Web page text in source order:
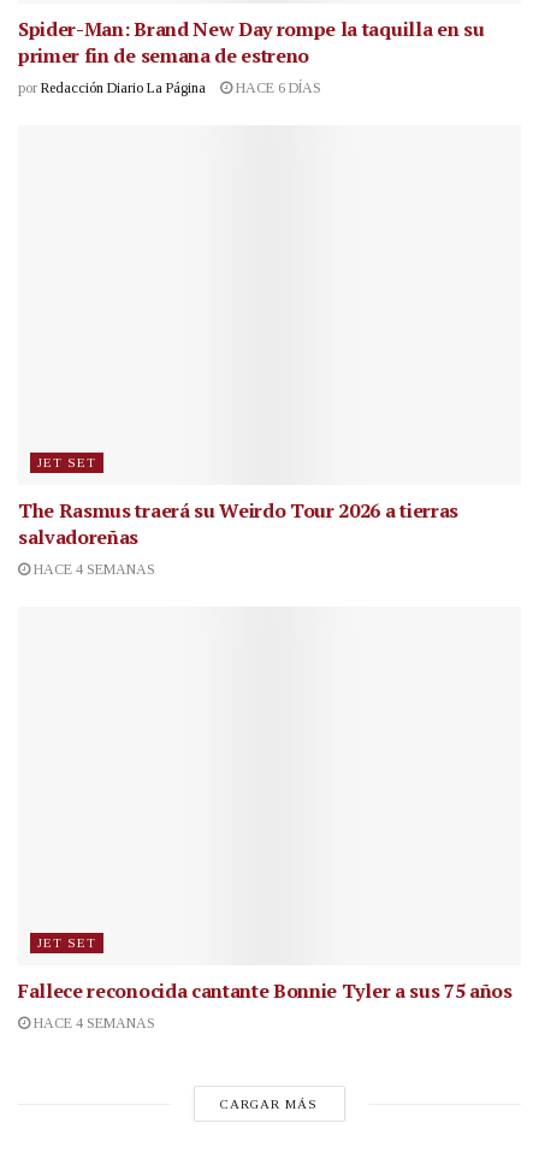
Spider-Man: Brand New Day rompe la taquilla en su
primer fin de semana de estreno
por Redacción Diario La Página HACE 6 DÍAS
JET SET
The Rasmus traerá su Weirdo Tour 2026 a tierras
salvadoreñas
HACE 4 SEMANAS
JET SET
Fallece reconocida cantanteBonnie Tyler a sus 75 años
HACE 4 SEMANAS
CARGAR MÁS